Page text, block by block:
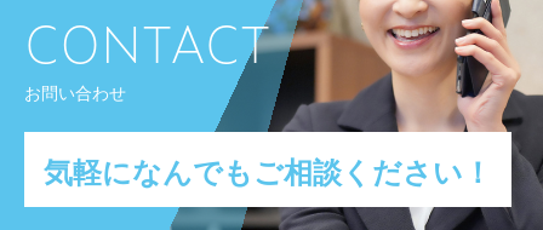
CONTACT
お問い合わせ
気軽になんでもご相談ください！